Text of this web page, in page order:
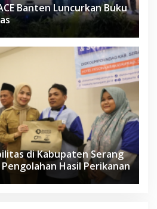
Banten Luncurkan Buku
di Kabupaten Serang
Hasil Perikanan